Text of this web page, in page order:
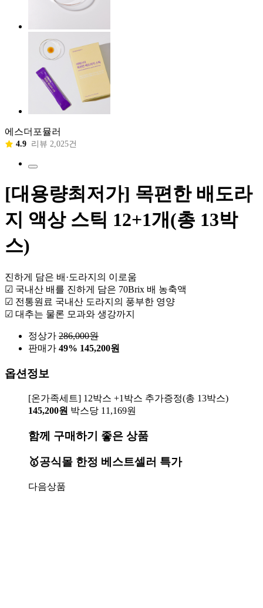
에스더포뮬러
4.9 리뷰 2,025건
[대용량최저가] 목편한 배도라
지 액상 스틱 12+1개(총 13박
스)
진하게 담은 배·도라지의 이로움
☑ 국내산 배를 진하게 담은 70Brix 배 농축액
☑ 전통원료 국내산 도라지의 풍부한 영양
☑ 대추는 물론 모과와 생강까지
정상가 286,000원
판매가 49% 145,200원
옵션정보
[온가족세트] 12박스 +1박스 추가증정(총 13박스)
145,200원 박스당 11,169원
함께 구매하기 좋은 상품
🥇공식몰 한정 베스트셀러 특가
다음상품